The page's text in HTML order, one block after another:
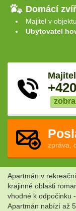
Domácí
Majitel v
Ubytovatel
zpráva,
Apartmán v
krajinné oblasti
vhodné k odpočinku
Apartmán nabízí až